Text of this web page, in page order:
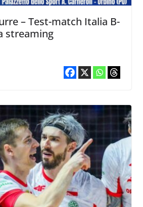
– Test-match Italia B-
streaming